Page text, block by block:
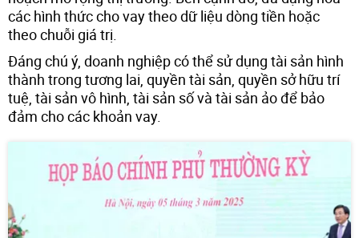
các hình thức cho vay theo dữ liệu dòng tiền hoặc
theo chuỗi giá trị.
Đáng chú ý, doanh nghiệp có thể sử dụng tài sản hình
thành trong tương lai, quyền tài sản, quyền sở hữu trí
tuệ, tài sản vô hình, tài sản số và tài sản ảo để bảo
đảm cho các khoản vay.